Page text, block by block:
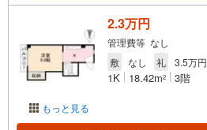
もっと見る
2.3万円
管理費等 なし
敷
なし 礼 3.5万円
1K 18.42m2 3階